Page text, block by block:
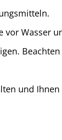
Wasser
und